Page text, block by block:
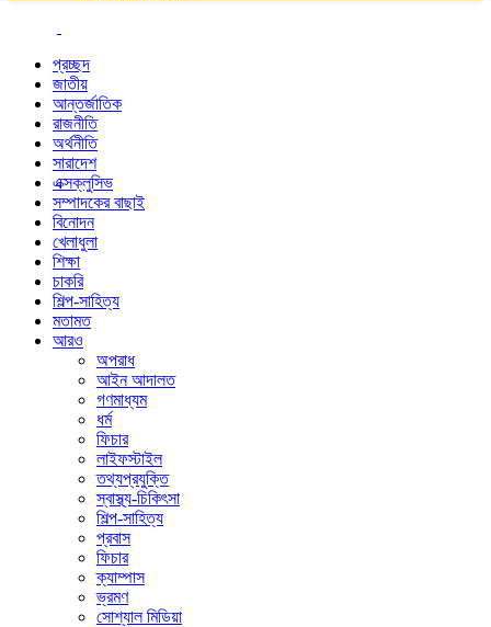
প্রচ্ছদ
জাতীয়
আন্তর্জাতিক
রাজনীতি
অর্থনীতি
সারাদেশ
এক্সক্লুসিভ
সম্পাদকের বাছাই
বিনোদন
খেলাধুলা
শিক্ষা
চাকরি
শিল্প-সাহিত্য
মতামত
আরও
অপরাধ
আইন আদালত
গণমাধ্যম
ধর্ম
ফিচার
লাইফস্টাইল
তথ্যপ্রযুক্তি
স্বাস্থ্য-চিকিৎসা
শিল্প-সাহিত্য
প্রবাস
ফিচার
ক্যাম্পাস
ভ্রমণ
সোশ্যাল মিডিয়া